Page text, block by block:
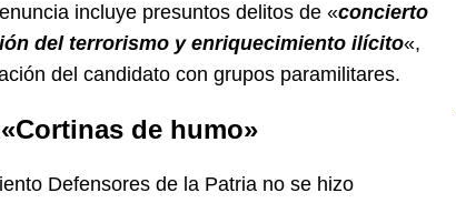
incluye presuntos delitos de «concierto
del terrorismo y enriquecimiento ilícito«,
del candidato con grupos paramilitares.
de humo»
Defensores de la Patria no se hizo